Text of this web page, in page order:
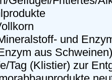
und
aus Schweinen)
Tag (Klistier) zur